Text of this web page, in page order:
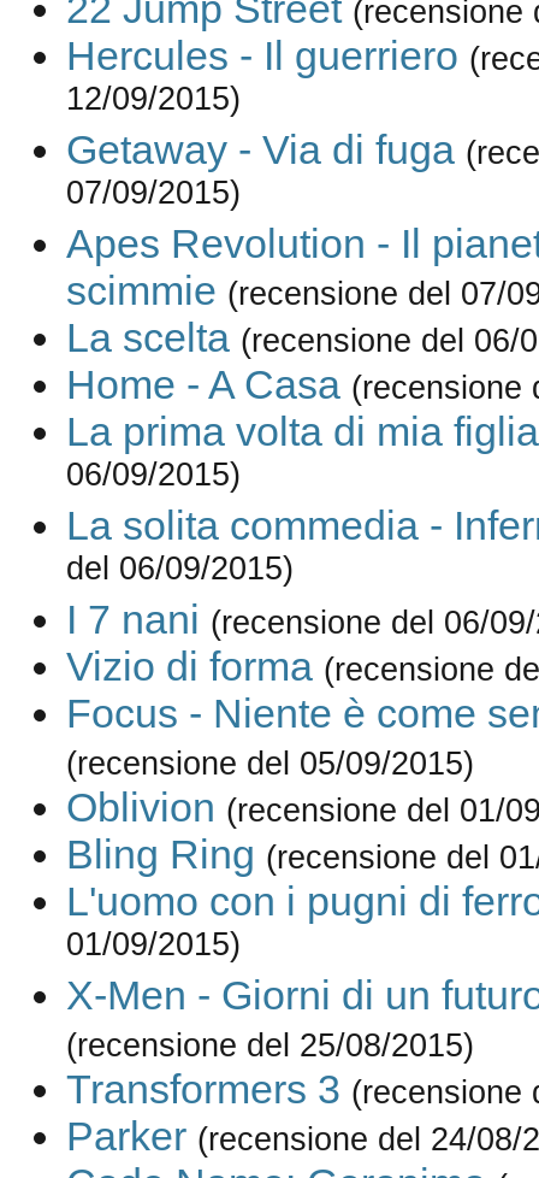
(recensione
Hercules - Il guerriero
12/09/2015)
Getaway - Via di fuga
07/09/2015)
Apes Revolution - Il
scimmie (recensione del 07/
La scelta (recensione del 06/
Home - A Casa (recensione
La prima volta di mia figlia
06/09/2015)
La solita commedia -
del 06/09/2015)
I 7 nani (recensione del 06/
Vizio di forma (recensione
Focus - Niente è come
(recensione del 05/09/2015)
Oblivion (recensione del 01/
Bling Ring (recensione del
L'uomo con i pugni di
01/09/2015)
X-Men - Giorni di un
(recensione del 25/08/2015)
Transformers 3 (recensione
Parker (recensione del 24/08/